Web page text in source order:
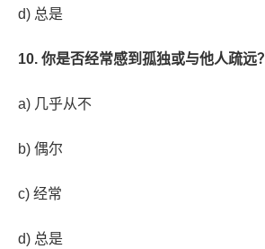
d) 总是
10. 你是否经常感到孤独或与他人疏远？
a) 几乎从不
b) 偶尔
c) 经常
d) 总是